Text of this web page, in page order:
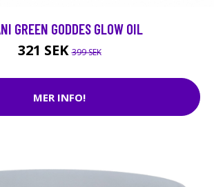
GREEN GODDES GLOW OIL
321 SEK399 SEK
MER INFO!